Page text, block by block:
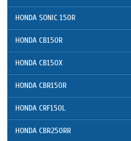
HONDA SONIC 150R
HONDA CB150R
HONDA CB150X
HONDA CBR150R
HONDA CRF150L
HONDA CBR250RR